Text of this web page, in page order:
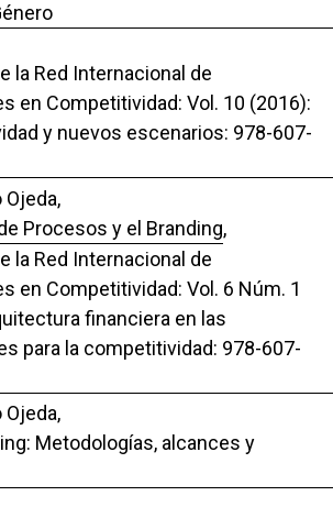
la Red Internacional de
en Competitividad: Vol. 10 (2016):
y nuevos escenarios: 978-607-
Ojeda,
Procesos y el Branding,
la Red Internacional de
en Competitividad: Vol. 6 Núm. 1
financiera en las
para la competitividad: 978-607-
Ojeda,
Metodologías, alcances y